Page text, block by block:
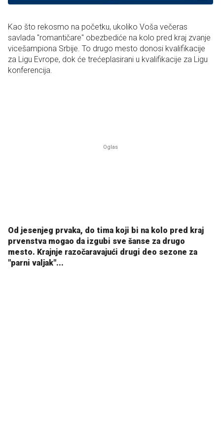
Kao što rekosmo na početku, ukoliko Voša večeras
savlada "romantičare" obezbediće na kolo pred kraj zvanje
vicešampiona Srbije. To drugo mesto donosi kvalifikacije
za Ligu Evrope, dok će trećeplasirani u kvalifikacije za Ligu
konferencija.
Od jesenjeg prvaka, do tima koji bi na kolo pred kraj
prvenstva mogao da izgubi sve šanse za drugo
mesto. Krajnje razočaravajući drugi deo sezone za
"parni valjak"...